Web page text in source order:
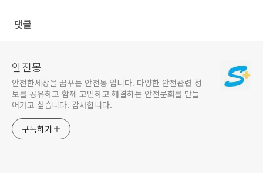
댓글
안전몽
안전한세상을 꿈꾸는 안전몽 입니다. 다양한 안전관련 정
보를 공유하고 함께 고민하고 해결하는 안전문화를 만들
어가고 싶습니다. 감사합니다.
구독하기